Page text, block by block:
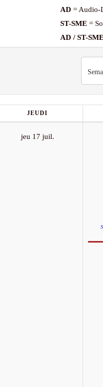
AD = Audio-
ST-SME =
AD / ST-
JEUDI
jeu 17 juil.